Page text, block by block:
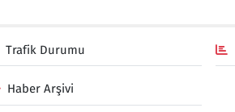
Trafik Durumu
Haber Arşivi